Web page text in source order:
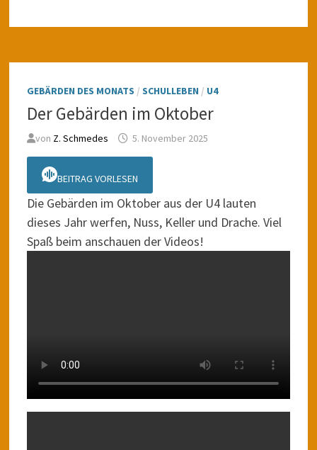
GEBÄRDEN DES MONATS / SCHULLEBEN / U4
Der Gebärden im Oktober
von Z. Schmedes 5. November 2025
BEITRAG VORLESEN
Die Gebärden im Oktober aus der U4 lauten
dieses Jahr werfen, Nuss, Keller und Drache. Viel
Spaß beim anschauen der Videos!